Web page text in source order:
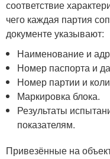
соответствие
чего каждая партия
документе указывают:
Наименование и
Номер паспорта и
Номер партии и
Маркировка блока.
Результаты
показателям.
Привезённые на